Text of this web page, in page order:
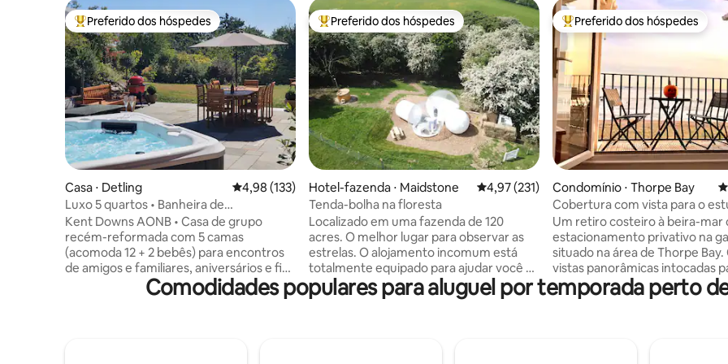
Entre os melhores preferidos dos hóspedes
Preferido dos hóspedes
Casa ⋅ Detling 4,98 de uma avaliação média de 5, 133 avaliações
4,98 (133)
Luxo 5 quartos • Banheira de
hidromassagem • Sala de jogos •
Dormem 12
Kent Downs AONB • Casa de grupo
recém-reformada com 5 camas
(acomoda 12 + 2 bebês) para encontros
de amigos e familiares, aniversários e fins
de semana de casamento. Opções de
acomodação flexíveis, banheira de
Entre os melhores preferidos dos hóspedes
Preferido dos hóspedes
Hotel-fazenda ⋅ Maidstone 4,97 de uma avaliação média de 5, 231
4,97 (231)
Tenda-bolha na floresta
Localizado em uma fazenda de 120
acres. O melhor lugar para observar as
estrelas. O alojamento incomum está
totalmente equipado para ajudar você a
desfrutar de uma noite excelente e
original. Uma cama aconchegante, um
Entre os melhores preferidos
Preferido dos hóspedes
Condomínio ⋅ Thorpe Bay
Cobertura com vista para o
estacionamento privativo
Um retiro costeiro à beira-mar
estacionamento privativo na
situado na área de Thorpe Bay.
vistas panorâmicas intocadas
Central para as praias da
2 minutos de restaurantes
Comodidades populares para aluguel por temporada perto